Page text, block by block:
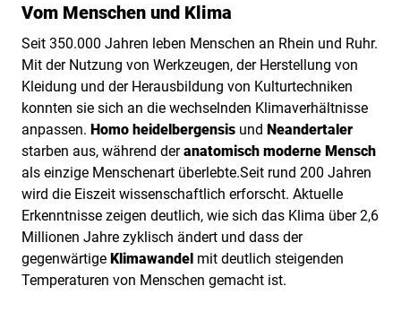
Vom Menschen und Klima
Seit 350.000 Jahren leben Menschen an Rhein und Ruhr.
Mit der Nutzung von Werkzeugen, der Herstellung von
Kleidung und der Herausbildung von Kulturtechniken
konnten sie sich an die wechselnden Klimaverhältnisse
anpassen. Homo heidelbergensis und Neandertaler
starben aus, während deranatomisch moderne Mensch
als einzige Menschenart überlebte.Seit rund 200 Jahren
wird die Eiszeit wissenschaftlich erforscht. Aktuelle
Erkenntnisse zeigen deutlich, wie sich das Klima über 2,6
Millionen Jahre zyklisch ändert und dass der
gegenwärtige Klimawandel mit deutlich steigenden
Temperaturen von Menschen gemacht ist.